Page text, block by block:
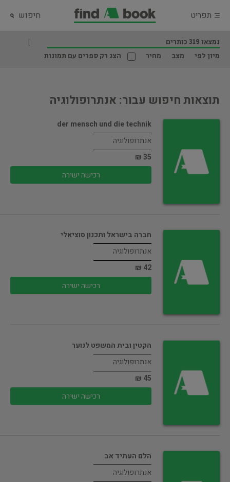
תפריט חיפוש
נמצאו 319 כותרים
מיון לפי
מצב מחיר הצג רק ספרים עם תמונות
תוצאות חיפוש עבור: אנתרופולוגיה
der mensch und die technik
אנתרופולוגיה
35 ₪
רכישה ישירה
חברה בישראל ותכנון סוציאלי
אנתרופולוגיה
42 ₪
רכישה ישירה
הקטין ובית המשפט לנוער
אנתרופולוגיה
45 ₪
רכישה ישירה
הלם העתיד אב
אנתרופולוגיה